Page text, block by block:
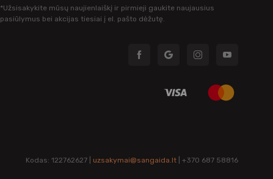
*Užsisakykite mūsų naujienlaiškį ir pirmieji gaukite naujausius
pasiūlymus bei akcijas tiesiai į el. pašto dėžutę.
Kodas: 122762627 | uzsakymai@sangaida.lt | +370 687 58816